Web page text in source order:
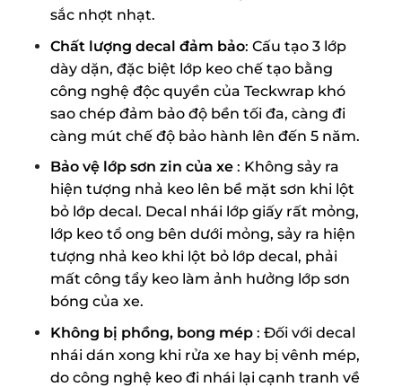
sắc nhợt nhạt.
Chất lượng decal đảm bảo: Cấu tạo 3 lớp
dày dặn, đặc biệt lớp keo chế tạo bằng
công nghệ độc quyền của Teckwrap khó
sao chép đảm bảo độ bền tối đa, càng đi
càng mút chế độ bảo hành lên đến 5 năm.
Bảo vệ lớp sơn zin của xe: Không sảy ra
hiện tượng nhả keo lên bề mặt sơn khi lột
bỏ lớp decal. Decal nhái lớp giấy rất mỏng,
lớp keo tổ ong bên dưới mỏng, sảy ra hiện
tượng nhả keo khi lột bỏ lớp decal, phải
mất công tẩy keo làm ảnh hưởng lớp sơn
bóng của xe.
Không bị phồng, bong mép: Đối với decal
nhái dán xong khi rửa xe hay bị vênh mép,
do công nghệ keo đi nhái lại cạnh tranh về